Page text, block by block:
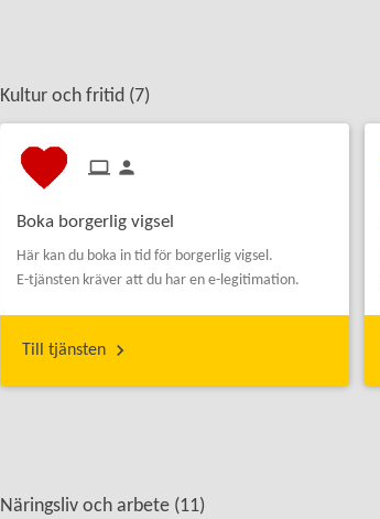
Kultur och fritid (7)
Boka borgerlig vigsel
Här kan du boka in tid för borgerlig vigsel.
E-tjänsten kräver att du har en e-legitimation.
Till tjänsten
Näringsliv och arbete (11)